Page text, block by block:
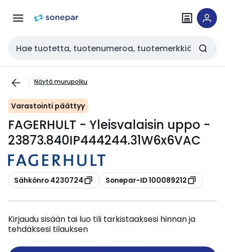
navigointiinsisältöön
Haku
Näytä murupolku
Varastointi päättyy
FAGERHULT - Yleisvalaisin uppo -
23873.840IP444244.31W6x6VAC
Kopioi
Sähkönro 4230724 Kopioi
Sonepar-ID 100089212
Kirjaudu sisään tai luo tili tarkistaaksesi hinnan ja
tehdäksesi tilauksen